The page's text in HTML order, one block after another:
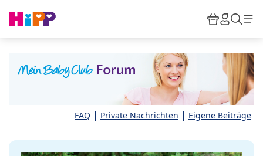
HiPP
FAQ | Private Nachrichten | Eigene Beiträge